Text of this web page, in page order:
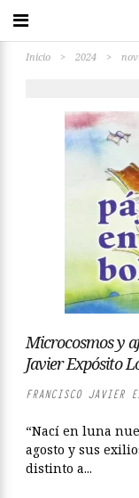
Inicio > 2024 >
Microcosmos y
Javier Expósito
FRANCISCO JAVIER
“Nací en luna
agosto y sus
distinto a...